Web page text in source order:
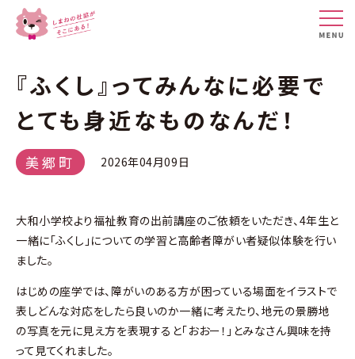
『ふくし』ってみんなに必要で
とても身近なものなんだ！
美郷町 2026年04月09日
大和小学校より福祉教育の出前講座のご依頼をいただき、4年生と
一緒に「ふくし」についての学習と高齢者障がい者疑似体験を行い
ました。
はじめの座学では、障がいのある方が困っている場面をイラストで
表しどんな対応をしたら良いのか一緒に考えたり、地元の景勝地
の写真を元に見え方を表現すると「おおー！」とみなさん興味を持
って見てくれました。